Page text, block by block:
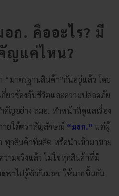
ก. คืออะไร? มี
ญแค่ไหน?
“มาตรฐานสินค้า”กันอยู่แล้ว โดย
ยวข้องกับชีวิตและความปลอดภัย
คัญอย่าง สมอ. ทำหน้าที่ดูแลเรื่อง
ายใต้ตราสัญลักษณ์ “มอก.” แต่ผู้
ทุกสินค้าที่ผลิต หรือนำเข้ามาขาย
ามจริงแล้ว ไม่ใช่ทุกสินค้าที่มี
ะพาไปรู้จักกับมอก. ให้มากขึ้นกัน